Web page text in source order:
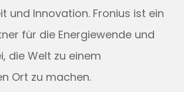
und Innovation. Fronius ist ein
für die Energiewende und
die Welt zu einem
Ort zu machen.